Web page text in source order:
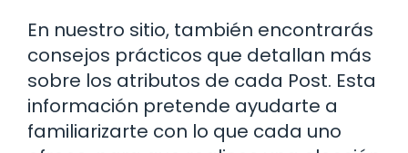
En nuestro sitio, también encontrarás
consejos prácticos que detallan más
sobre los atributos de cada Post. Esta
información pretende ayudarte a
familiarizarte con lo que cada uno